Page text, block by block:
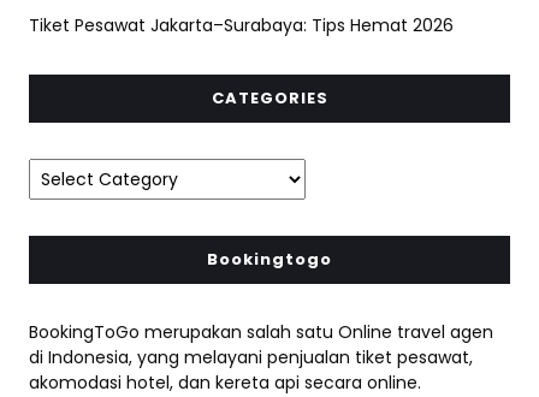
Tiket Pesawat Jakarta–Surabaya: Tips Hemat 2026
CATEGORIES
Bookingtogo
BookingToGo merupakan salah satu Online travel agen
di Indonesia, yang melayani penjualan tiket pesawat,
akomodasi hotel, dan kereta api secara online.